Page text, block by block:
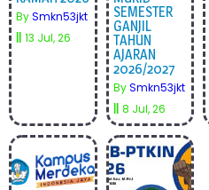
BySmkn53jkt
13 Jul, 26
SEMESTER
GANJIL
TAHUN
AJARAN
2026/2027
BySmkn53jkt
8 Jul, 26